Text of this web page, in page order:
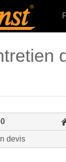
devis